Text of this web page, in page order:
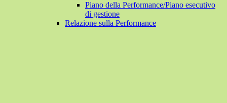
Piano della Performance/Piano esecutivo
di gestione
Relazione sulla Performance